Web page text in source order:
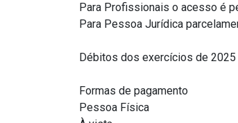
Para Profissionais o acesso é
Para Pessoa Jurídica
Débitos dos exercícios de
Formas de pagamento
Pessoa Física